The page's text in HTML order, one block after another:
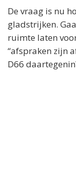
De vraag is nu
gladstrijken.
ruimte laten
“afspraken zijn
D66